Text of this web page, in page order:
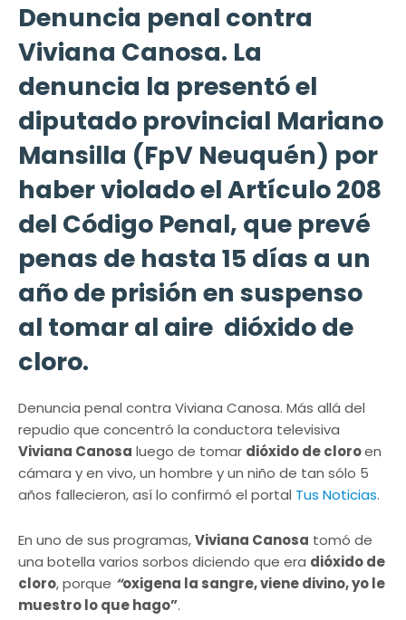
Denuncia penal contra
Viviana Canosa. La
denuncia la presentó el
diputado provincial Mariano
Mansilla (FpV Neuquén) por
haber violado el Artículo 208
del Código Penal, que prevé
penas de hasta 15 días a un
año de prisión en suspenso
al tomar al aire dióxido de
cloro.
Denuncia penal contra Viviana Canosa. Más allá del
repudio que concentró la conductora televisiva
Viviana Canosa luego de tomar dióxido de cloroen
cámara y en vivo, un hombre y un niño de tan sólo 5
años fallecieron, así lo confirmó el portal Tus Noticias.
En uno de sus programas,Viviana Canosa tomó de
una botella varios sorbos diciendo que era dióxido de
cloro, porque “oxigena la sangre, viene divino, yo le
muestro lo que hago”.